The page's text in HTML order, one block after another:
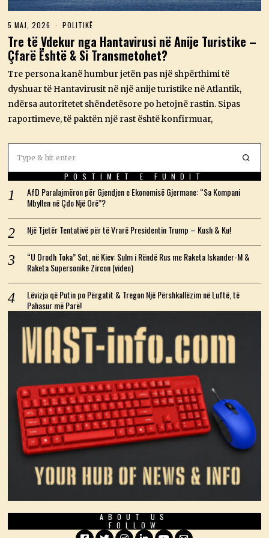
5 MAJ, 2026
M
A
J
,
2
2
6
POLITIKË
Tre të Vdekur nga Hantavirusi në Anije Turistike –
Çfarë Është & Si Transmetohet?
Tre persona kanë humbur jetën pas një shpërthimi të
dyshuar të Hantavirusit në një anije turistike në Atlantik,
ndërsa autoritetet shëndetësore po hetojnë rastin. Sipas
raportimeve, të paktën një rast është konfirmuar,
POSTIMET E FUNDIT
AfD Paralajmëron për Gjendjen e Ekonomisë Gjermane: “Sa Kompani
Mbyllen në Çdo Një Orë”?
Një Tjetër Tentativë për të Vrarë Presidentin Trump – Kush & Ku!
“U Drodh Toka” Sot, në Kiev: Sulm i Rëndë Rus me Raketa Iskander-M &
Raketa Supersonike Zircon (video)
Lëvizja që Putin po Përgatit & Tregon Një Përshkallëzim në Luftë, të
Pahasur më Parë!
ABOUT US
FOLLOW